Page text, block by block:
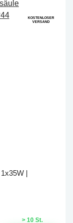
KOSTENLOSER
VERSAND
|
> 10 St.